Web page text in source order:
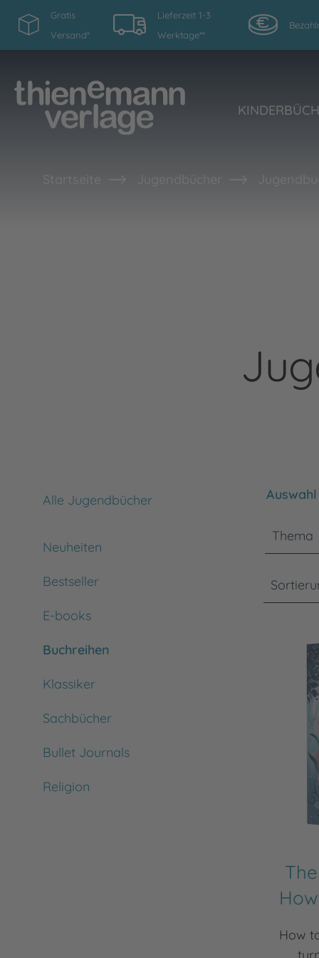
Gratis
Versand*
Lieferzeit 1-3
Werktage**
Alle Jugendbücher
Neuheiten
Bestseller
E-books
Buchreihen
Klassiker
Sachbücher
Bullet Journals
Religion
Bitte
Thema
How